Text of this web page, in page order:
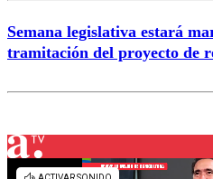
Semana legislativa estará
tramitación del proyecto de